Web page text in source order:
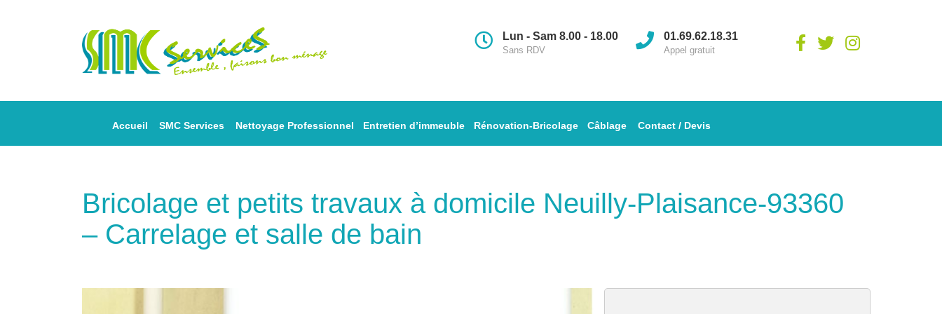
01.69.62.18.31
Appel gratuit
Lun - Sam 8.00 - 18.00
Sans RDV
Accueil SMC Services Nettoyage Professionnel Entretien d’immeuble Rénovation-Bricolage Câblage Contact / Devis
Bricolage et petits travaux à domicile Neuilly-Plaisance-93360
– Carrelage et salle de bain